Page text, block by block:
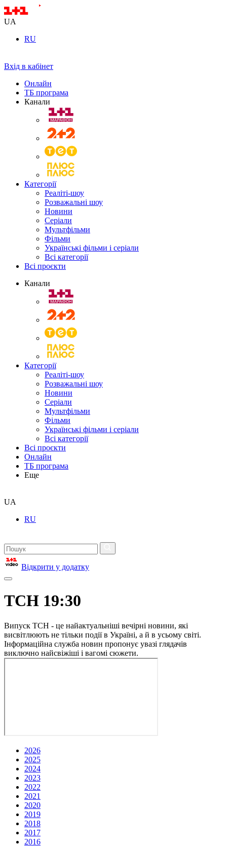
UA
RU
Вхід в кабінет
Онлайн
ТБ програма
Канали
Категорії
Реаліті-шоу
Розважальні шоу
Новини
Серіали
Мультфільми
Фільми
Українські фільми і серіали
Всі категорії
Всі проєкти
Канали
Категорії
Реаліті-шоу
Розважальні шоу
Новини
Серіали
Мультфільми
Фільми
Українські фільми і серіали
Всі категорії
Всі проєкти
Онлайн
ТБ програма
Еще
UA
RU
Відкрити у додатку
ТСН 19:30
Випуск ТСН - це найактуальніші вечірні новини, які
висвітлюють не тільки події в Україні, а й в усьому світі.
Інформаційна служба новин пропонує увазі глядачів
виключно найсвіжіші і вагомі сюжети.
2026
2025
2024
2023
2022
2021
2020
2019
2018
2017
2016